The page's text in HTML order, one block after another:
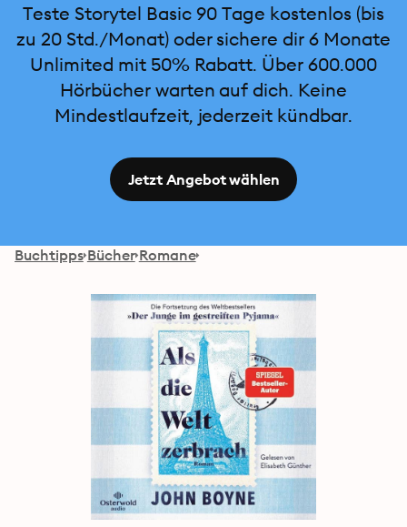
Teste Storytel Basic 90 Tage kostenlos (bis
zu 20 Std./Monat) oder sichere dir 6 Monate
Unlimited mit 50% Rabatt. Über 600.000
Hörbücher warten auf dich. Keine
Mindestlaufzeit, jederzeit kündbar.
Jetzt Angebot wählen
Buchtipps Bücher Romane